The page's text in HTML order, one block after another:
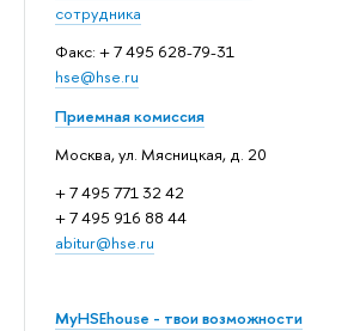
сотрудника
Факс: + 7 495 628-79-31
hse@hse.ru
Приемная комиссия
Москва, ул. Мясницкая, д. 20
+ 7 495 771 32 42
+ 7 495 916 88 44
abitur@hse.ru
MyHSEhouse - твои возможности